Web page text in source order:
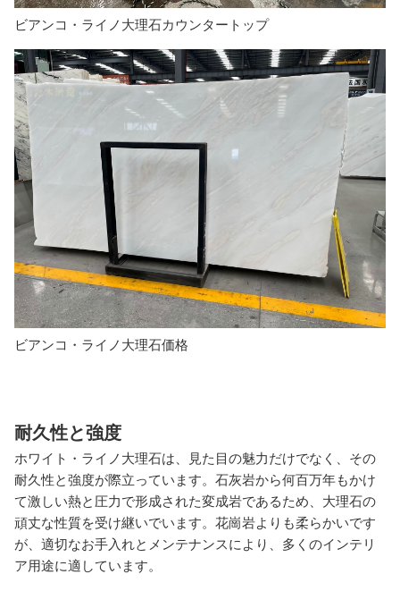
ビアンコ・ライノ大理石カウンタートップ
ビアンコ・ライノ大理石価格
耐久性と強度
ホワイト・ライノ大理石は、見た目の魅力だけでなく、その
耐久性と強度が際立っています。石灰岩から何百万年もかけ
て激しい熱と圧力で形成された変成岩であるため、大理石の
頑丈な性質を受け継いでいます。花崗岩よりも柔らかいです
が、適切なお手入れとメンテナンスにより、多くのインテリ
ア用途に適しています。